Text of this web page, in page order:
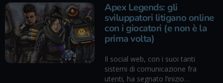
Apex Legends: gli
sviluppatori litigano online
con i giocatori (e non è la
prima volta)
Il social web, con i suoi tanti
sistemi di comunicazione fra
utenti, ha segnato l’inizio…